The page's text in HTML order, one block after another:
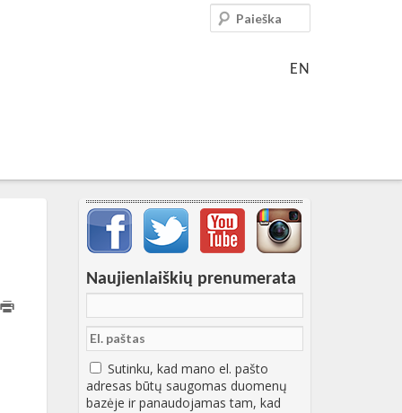
EN
Paieška
Svarbių įrašų meniu
Naujienlaiškių prenumerata
Sutinku, kad mano el. pašto
adresas būtų saugomas duomenų
bazėje ir panaudojamas tam, kad